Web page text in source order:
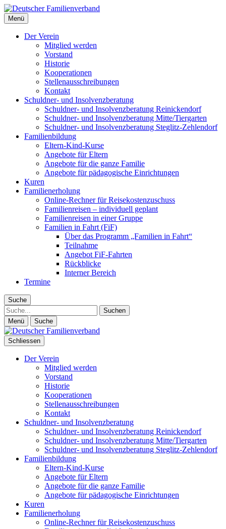
Deutscher Familienverband
Landesverband Berlin
Menü
Der Verein
Mitglied werden
Vorstand
Historie
Kooperationen
Stellenausschreibungen
Kontakt
Schuldner- und Insolvenzberatung
Schuldner- und Insolvenzberatung Reinickendorf
Schuldner- und Insolvenzberatung Mitte/Tiergarten
Schuldner- und Insolvenzberatung Steglitz-Zehlendorf
Familienbildung
Eltern-Kind-Kurse
Angebote für Eltern
Angebote für die ganze Familie
Angebote für pädagogische Einrichtungen
Kuren
Familienerholung
Online-Rechner für Reisekostenzuschuss
Familienreisen – individuell geplant
Familienreisen in einer Gruppe
Familien in Fahrt (FiF)
Über das Programm „Familien in Fahrt“
Teilnahme
Angebot FiF-Fahrten
Rückblicke
Interner Bereich
Termine
Suche
Suche
Menü Suche
Schliessen
Der Verein
Mitglied werden
Vorstand
Historie
Kooperationen
Stellenausschreibungen
Kontakt
Schuldner- und Insolvenzberatung
Schuldner- und Insolvenzberatung Reinickendorf
Schuldner- und Insolvenzberatung Mitte/Tiergarten
Schuldner- und Insolvenzberatung Steglitz-Zehlendorf
Familienbildung
Eltern-Kind-Kurse
Angebote für Eltern
Angebote für die ganze Familie
Angebote für pädagogische Einrichtungen
Kuren
Familienerholung
Online-Rechner für Reisekostenzuschuss